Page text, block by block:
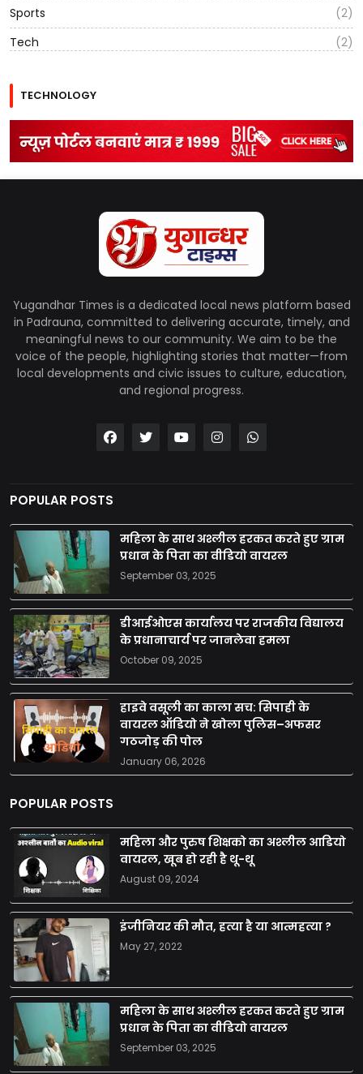
Sports
(2)
Tech
(2)
TECHNOLOGY
Yugandhar Times is a dedicated local news platform based
in Padrauna, committed to delivering accurate, timely, and
meaningful news to our community. We aim to be the
voice of the people, highlighting stories that matter—from
local developments and civic issues to culture, education,
and regional progress.
POPULAR POSTS
महिला के साथ अश्लील हरकत करते हुए ग्राम
प्रधान के पिता का वीडियो वायरल
September 03, 2025
डीआईओएस कार्यालय पर राजकीय विद्यालय
के प्रधानाचार्य पर जानलेवा हमला
October 09, 2025
हाइवे वसूली का काला सच: सिपाही के
वायरल ऑडियो ने खोला पुलिस–अफसर
गठजोड़ की पोल
January 06, 2026
POPULAR POSTS
महिला और पुरुष शिक्षको का अश्लील आडियो
वायरल, खूब हो रही है थू-थू
August 09, 2024
इंजीनियर की मौत, हत्या है या आत्महत्या ?
May 27, 2022
महिला के साथ अश्लील हरकत करते हुए ग्राम
प्रधान के पिता का वीडियो वायरल
September 03, 2025